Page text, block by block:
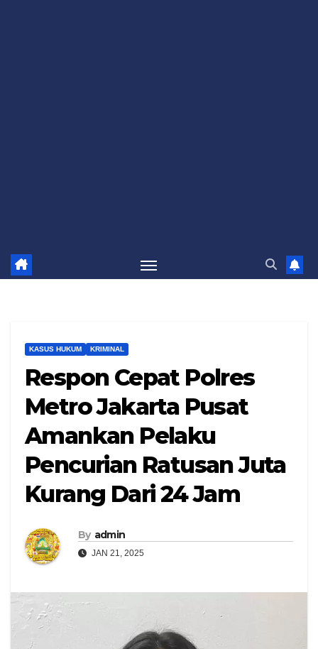
KASUS HUKUM KRIMINAL
Respon Cepat Polres
Metro Jakarta Pusat
Amankan Pelaku
Pencurian Ratusan Juta
Kurang Dari 24 Jam
By admin
JAN 21, 2025